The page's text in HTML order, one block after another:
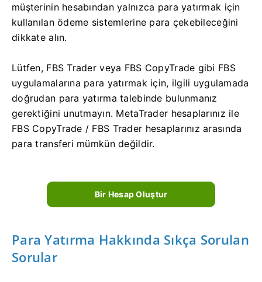
müşterinin hesabından yalnızca para yatırmak için
kullanılan ödeme sistemlerine para çekebileceğini
dikkate alın.
Lütfen, FBS Trader veya FBS CopyTrade gibi FBS
uygulamalarına para yatırmak için, ilgili uygulamada
doğrudan para yatırma talebinde bulunmanız
gerektiğini unutmayın. MetaTrader hesaplarınız ile
FBS CopyTrade / FBS Trader hesaplarınız arasında
para transferi mümkün değildir.
Bir Hesap Oluştur
Para Yatırma Hakkında Sıkça Sorulan
Sorular